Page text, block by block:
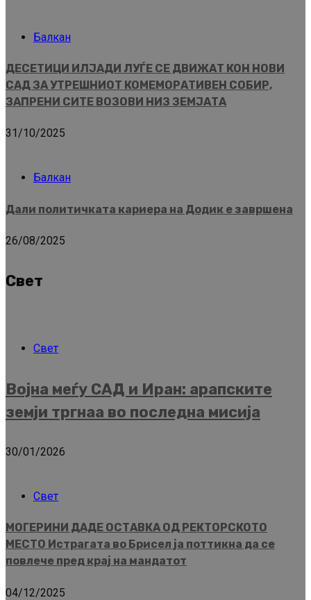
Балкан
ДЕСЕТИЦИ ИЛЈАДИ ЛУЃЕ СЕ ДВИЖАТ КОН НОВИ
САД ЗА УТРЕШНИОТ КОМЕМОРАТИВЕН СОБИР,
ЗАПРЕНИ СИТЕ ВОЗОВИ НИЗ ЗЕМЈАТА
31/10/2025
Балкан
Дали политичката кариера на Додик е завршена
26/08/2025
Свет
Свет
Војна меѓу САД и Иран: арапските
земји тргнаа во последна мисија
30/01/2026
Свет
МОГЕРИНИ ДАДЕ ОСТАВКА ОД РЕКТОРСКОТО
МЕСТО Истрагата во Брисел ја поттикна да се
повлече пред крај на мандатот
04/12/2025